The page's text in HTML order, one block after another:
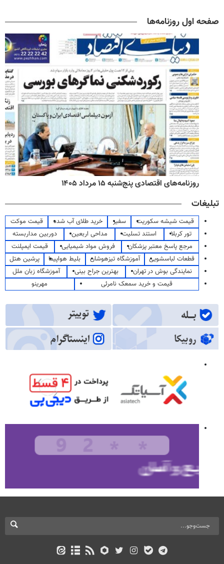
صفحه اول روزنامه‌ها
روزنامه‌های اقتصادی پنج‌شنبه ۱۵ مرداد ۱۴۰۵
تبلیغات
قیمت شیشه سکوریت سفیر خرید طلای آب شده
قیمت موکت
تور کربلا
استند تسلیت مداحی اربعین
دوربین مداربسته
مرجع پاسخ معتبر پزشکان
فروش مواد شیمیایی
قیمت ایمپلنت
قطعات لباسشویی
آموزشگاه تیزهوشان بلیط هواپیما
پرشین هتل
نمایندگی بوش در تهران
بهترین جراح بینی
آموزشگاه زبان ملل
قیمت و خرید سمعک نامرئی
مهرینو